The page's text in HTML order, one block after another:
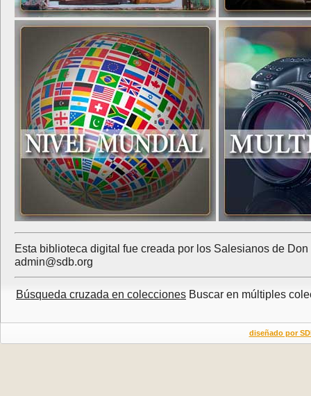
Esta biblioteca digital fue creada por los Salesianos de
admin@sdb.org
Búsqueda cruzada en colecciones Buscar en múltiples
diseñado por